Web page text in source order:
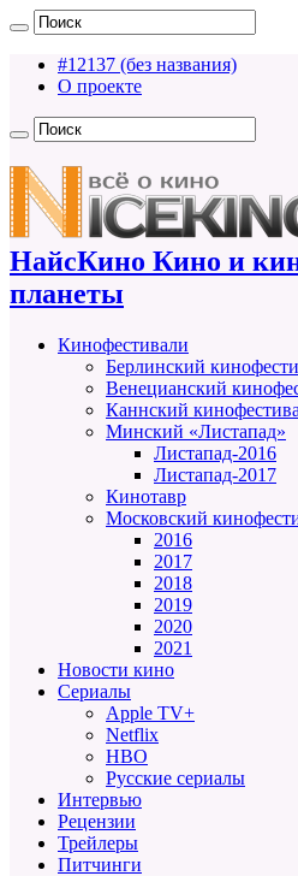
#12137 (без названия)
О проекте
НайсКино Кино и
планеты
Кинофестивали
Берлинский
Венецианский
Каннский
Минский «Листапад»
Листапад-2016
Листапад-2017
Кинотавр
Московский
2016
2017
2018
2019
2020
2021
Новости кино
Сериалы
Apple TV+
Netflix
HBO
Русские сериалы
Интервью
Рецензии
Трейлеры
Питчинги